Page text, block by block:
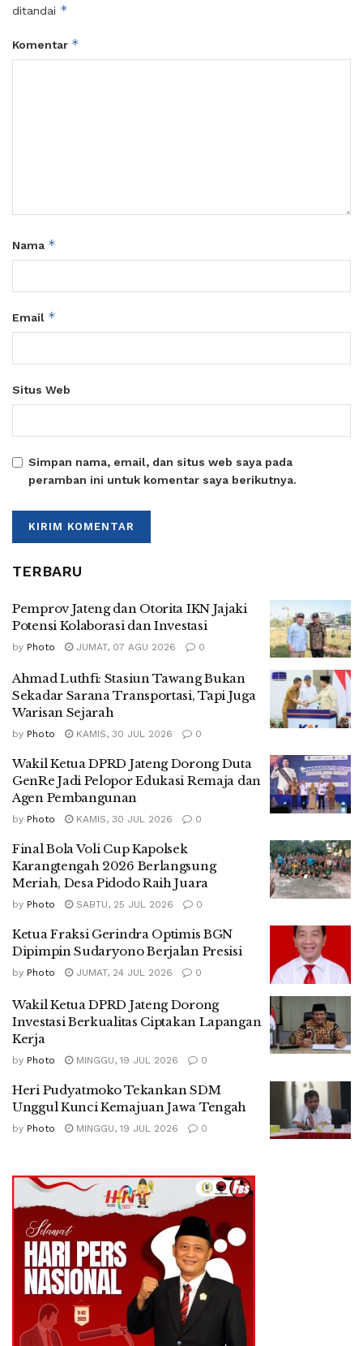
ditandai *
Komentar *
Nama *
Email *
Situs Web
Simpan nama, email, dan situs web saya pada
peramban ini untuk komentar saya berikutnya.
TERBARU
Pemprov Jateng dan Otorita IKN Jajaki
Potensi Kolaborasi dan Investasi
by Photo JUMAT, 07 AGU 2026 0
Ahmad Luthfi: Stasiun Tawang Bukan
Sekadar Sarana Transportasi, Tapi Juga
Warisan Sejarah
by Photo KAMIS, 30 JUL 2026 0
Wakil Ketua DPRD Jateng Dorong Duta
GenRe Jadi Pelopor Edukasi Remaja dan
Agen Pembangunan
by Photo KAMIS, 30 JUL 2026 0
Final Bola Voli Cup Kapolsek
Karangtengah 2026 Berlangsung
Meriah, Desa Pidodo Raih Juara
by Photo SABTU, 25 JUL 2026 0
Ketua Fraksi Gerindra Optimis BGN
Dipimpin Sudaryono Berjalan Presisi
by Photo JUMAT, 24 JUL 2026 0
Wakil Ketua DPRD Jateng Dorong
Investasi Berkualitas Ciptakan Lapangan
Kerja
by Photo MINGGU, 19 JUL 2026 0
Heri Pudyatmoko Tekankan SDM
Unggul Kunci Kemajuan Jawa Tengah
by Photo MINGGU, 19 JUL 2026 0